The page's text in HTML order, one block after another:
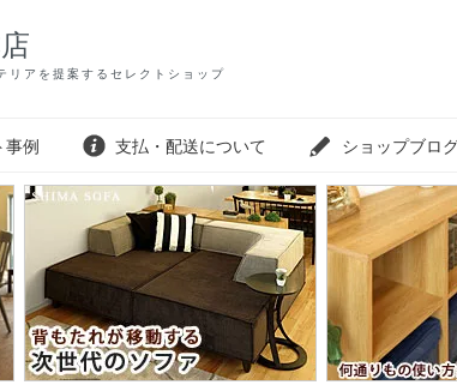
リアを提案するセレクトショップ
事例 支払・配送について ショップブロ